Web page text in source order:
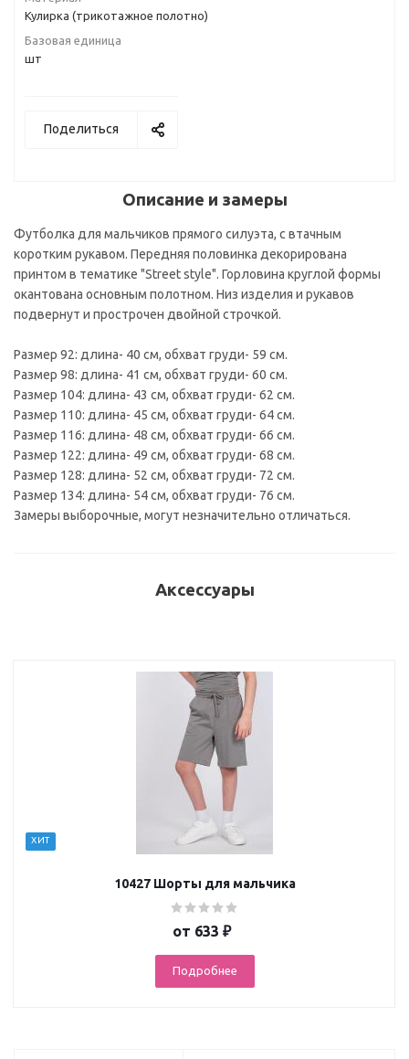
Кулирка (трикотажное полотно)
Базовая единица
шт
Поделиться
Описание и замеры
Футболка для мальчиков прямого силуэта, с втачным
коротким рукавом. Передняя половинка декорирована
принтом в тематике "Street style". Горловина круглой формы
окантована основным полотном. Низ изделия и рукавов
подвернут и прострочен двойной строчкой.
Размер 92: длина- 40 см, обхват груди- 59 см.
Размер 98: длина- 41 см, обхват груди- 60 см.
Размер 104: длина- 43 см, обхват груди- 62 см.
Размер 110: длина- 45 см, обхват груди- 64 см.
Размер 116: длина- 48 см, обхват груди- 66 см.
Размер 122: длина- 49 см, обхват груди- 68 см.
Размер 128: длина- 52 см, обхват груди- 72 см.
Размер 134: длина- 54 см, обхват груди- 76 см.
Замеры выборочные, могут незначительно отличаться.
Аксессуары
ХИТ
10427 Шорты для мальчика
от 633 ₽
Подробнее